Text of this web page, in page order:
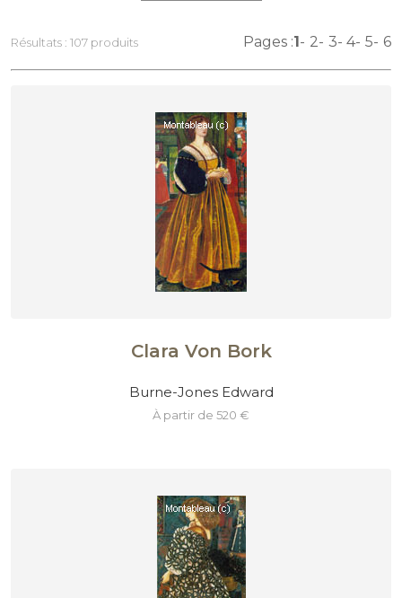
Résultats : 107 produits Pages :1 2 3 4 5 6
Clara Von Bork
Burne-Jones Edward
à partir de 520 €